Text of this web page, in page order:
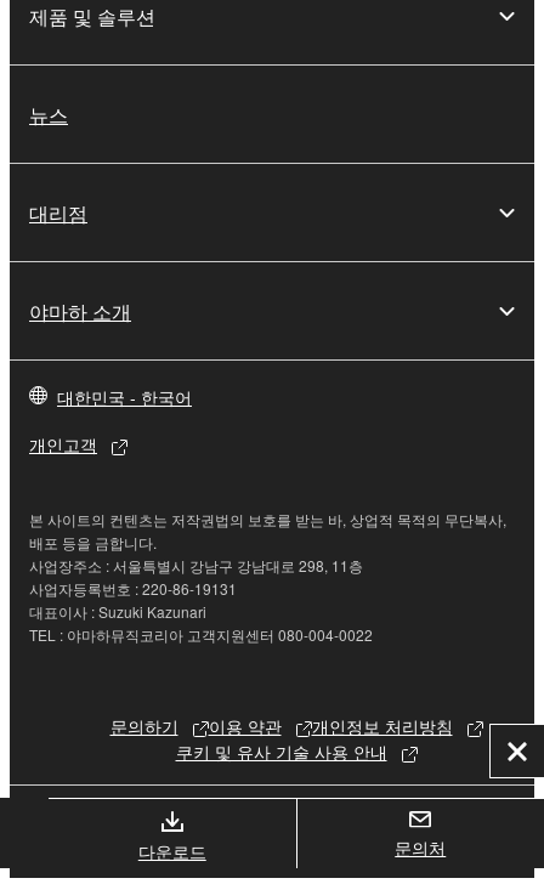
다운로드 문의처
닫
기
제품 및 솔루션
뉴스
대리점
야마하 소개
대한민국 - 한국어
개인고객
본 사이트의 컨텐츠는 저작권법의 보호를 받는 바, 상업적 목적의 무단복사,
배포 등을 금합니다.
사업장주소 : 서울특별시 강남구 강남대로 298, 11층
사업자등록번호 : 220-86-19131
대표이사 : Suzuki Kazunari
TEL : 야마하뮤직코리아 고객지원센터 080-004-0022
문의하기 이용 약관
개인정보 처리방침
쿠키 및 유사 기술 사용 안내